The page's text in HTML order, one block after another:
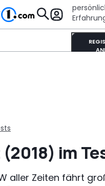
(2018) im
aller Zeiten fährt